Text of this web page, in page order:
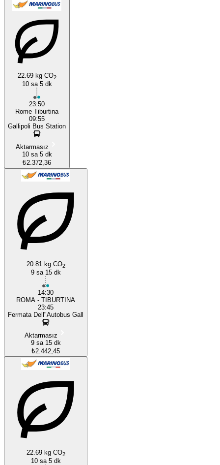
22.69 kg CO2
10 sa 5 dk
23:50
Rome Tiburtina
09:55
Gallipoli Bus Station
Aktarmasız
10 sa 5 dk
₺2.372,36
20.81 kg CO2
9 sa 15 dk
14:30
ROMA - TIBURTINA
23:45
Fermata Dell"Autobus Gall
Aktarmasız
9 sa 15 dk
₺2.442,45
22.69 kg CO2
10 sa 5 dk